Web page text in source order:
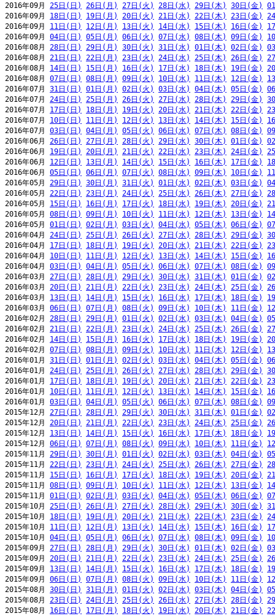
2016年09月 25日(日) 26日(月) 27日(火) 28日(水) 29日(木) 30日(金)
2016年09月 18日(日) 19日(月) 20日(火) 21日(水) 22日(木) 23日(金)
2016年09月 11日(日) 12日(月) 13日(火) 14日(水) 15日(木) 16日(金)
2016年09月 04日(日) 05日(月) 06日(火) 07日(水) 08日(木) 09日(金)
2016年08月 28日(日) 29日(月) 30日(火) 31日(水) 01日(木) 02日(金)
2016年08月 21日(日) 22日(月) 23日(火) 24日(水) 25日(木) 26日(金)
2016年08月 14日(日) 15日(月) 16日(火) 17日(水) 18日(木) 19日(金)
2016年08月 07日(日) 08日(月) 09日(火) 10日(水) 11日(木) 12日(金)
2016年07月 31日(日) 01日(月) 02日(火) 03日(水) 04日(木) 05日(金)
2016年07月 24日(日) 25日(月) 26日(火) 27日(水) 28日(木) 29日(金)
2016年07月 17日(日) 18日(月) 19日(火) 20日(水) 21日(木) 22日(金)
2016年07月 10日(日) 11日(月) 12日(火) 13日(水) 14日(木) 15日(金)
2016年07月 03日(日) 04日(月) 05日(火) 06日(水) 07日(木) 08日(金)
2016年06月 26日(日) 27日(月) 28日(火) 29日(水) 30日(木) 01日(金)
2016年06月 19日(日) 20日(月) 21日(火) 22日(水) 23日(木) 24日(金)
2016年06月 12日(日) 13日(月) 14日(火) 15日(水) 16日(木) 17日(金)
2016年06月 05日(日) 06日(月) 07日(火) 08日(水) 09日(木) 10日(金)
2016年05月 29日(日) 30日(月) 31日(火) 01日(水) 02日(木) 03日(金)
2016年05月 22日(日) 23日(月) 24日(火) 25日(水) 26日(木) 27日(金)
2016年05月 15日(日) 16日(月) 17日(火) 18日(水) 19日(木) 20日(金)
2016年05月 08日(日) 09日(月) 10日(火) 11日(水) 12日(木) 13日(金)
2016年05月 01日(日) 02日(月) 03日(火) 04日(水) 05日(木) 06日(金)
2016年04月 24日(日) 25日(月) 26日(火) 27日(水) 28日(木) 29日(金)
2016年04月 17日(日) 18日(月) 19日(火) 20日(水) 21日(木) 22日(金)
2016年04月 10日(日) 11日(月) 12日(火) 13日(水) 14日(木) 15日(金)
2016年04月 03日(日) 04日(月) 05日(火) 06日(水) 07日(木) 08日(金)
2016年03月 27日(日) 28日(月) 29日(火) 30日(水) 31日(木) 01日(金)
2016年03月 20日(日) 21日(月) 22日(火) 23日(水) 24日(木) 25日(金)
2016年03月 13日(日) 14日(月) 15日(火) 16日(水) 17日(木) 18日(金)
2016年03月 06日(日) 07日(月) 08日(火) 09日(水) 10日(木) 11日(金)
2016年02月 28日(日) 29日(月) 01日(火) 02日(水) 03日(木) 04日(金)
2016年02月 21日(日) 22日(月) 23日(火) 24日(水) 25日(木) 26日(金)
2016年02月 14日(日) 15日(月) 16日(火) 17日(水) 18日(木) 19日(金)
2016年02月 07日(日) 08日(月) 09日(火) 10日(水) 11日(木) 12日(金)
2016年01月 31日(日) 01日(月) 02日(火) 03日(水) 04日(木) 05日(金)
2016年01月 24日(日) 25日(月) 26日(火) 27日(水) 28日(木) 29日(金)
2016年01月 17日(日) 18日(月) 19日(火) 20日(水) 21日(木) 22日(金)
2016年01月 10日(日) 11日(月) 12日(火) 13日(水) 14日(木) 15日(金)
2016年01月 03日(日) 04日(月) 05日(火) 06日(水) 07日(木) 08日(金)
2015年12月 27日(日) 28日(月) 29日(火) 30日(水) 31日(木) 01日(金)
2015年12月 20日(日) 21日(月) 22日(火) 23日(水) 24日(木) 25日(金)
2015年12月 13日(日) 14日(月) 15日(火) 16日(水) 17日(木) 18日(金)
2015年12月 06日(日) 07日(月) 08日(火) 09日(水) 10日(木) 11日(金)
2015年11月 29日(日) 30日(月) 01日(火) 02日(水) 03日(木) 04日(金)
2015年11月 22日(日) 23日(月) 24日(火) 25日(水) 26日(木) 27日(金)
2015年11月 15日(日) 16日(月) 17日(火) 18日(水) 19日(木) 20日(金)
2015年11月 08日(日) 09日(月) 10日(火) 11日(水) 12日(木) 13日(金)
2015年11月 01日(日) 02日(月) 03日(火) 04日(水) 05日(木) 06日(金)
2015年10月 25日(日) 26日(月) 27日(火) 28日(水) 29日(木) 30日(金)
2015年10月 18日(日) 19日(月) 20日(火) 21日(水) 22日(木) 23日(金)
2015年10月 11日(日) 12日(月) 13日(火) 14日(水) 15日(木) 16日(金)
2015年10月 04日(日) 05日(月) 06日(火) 07日(水) 08日(木) 09日(金)
2015年09月 27日(日) 28日(月) 29日(火) 30日(水) 01日(木) 02日(金)
2015年09月 20日(日) 21日(月) 22日(火) 23日(水) 24日(木) 25日(金)
2015年09月 13日(日) 14日(月) 15日(火) 16日(水) 17日(木) 18日(金)
2015年09月 06日(日) 07日(月) 08日(火) 09日(水) 10日(木) 11日(金)
2015年08月 30日(日) 31日(月) 01日(火) 02日(水) 03日(木) 04日(金)
2015年08月 23日(日) 24日(月) 25日(火) 26日(水) 27日(木) 28日(金)
2015年08月 16日(日) 17日(月) 18日(火) 19日(水) 20日(木) 21日(金)